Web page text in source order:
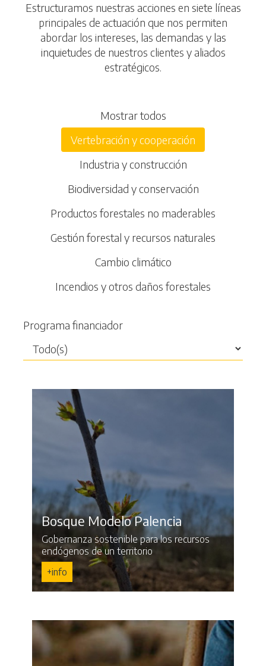
Estructuramos nuestras acciones en siete líneas
principales de actuación que nos permiten
abordar los intereses, las demandas y las
inquietudes de nuestros clientes y aliados
estratégicos.
Mostrar todos
Vertebración y cooperación
Industria y construcción
Biodiversidad y conservación
Productos forestales no maderables
Gestión forestal y recursos naturales
Cambio climático
Incendios y otros daños forestales
Programa financiador
Bosque Modelo Palencia
Gobernanza sostenible para los recursos
endógenos de un territorio
+info